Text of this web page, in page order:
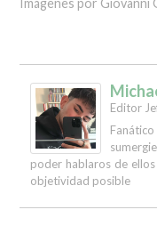
Editor
poder hablaros de
objetividad posible